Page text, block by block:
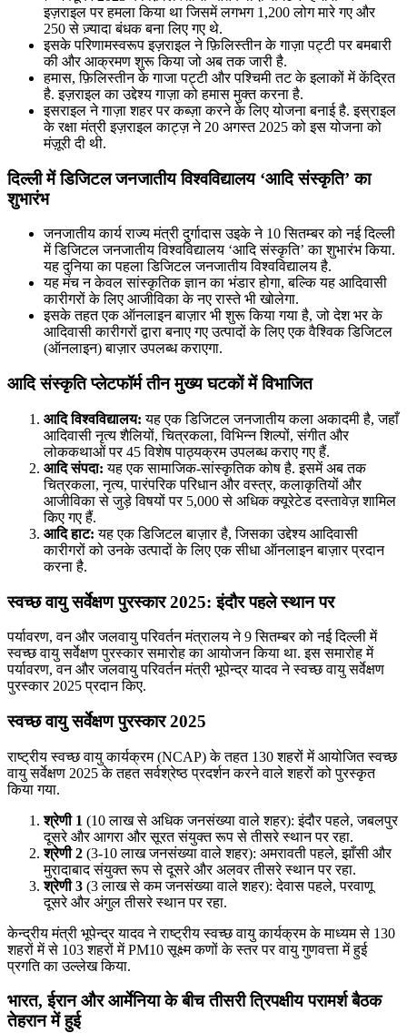
इज़राइल पर हमला किया था जिसमें लगभग 1,200 लोग मारे गए और
250 से ज़्यादा बंधक बना लिए गए थे.
इसके परिणामस्वरूप इज़राइल ने फ़िलिस्तीन के गाज़ा पट्टी पर बमबारी
की और आक्रमण शुरू किया जो अब तक जारी है.
हमास, फ़िलिस्तीन के गाजा पट्टी और पश्चिमी तट के इलाकों में केंद्रित
है. इज़राइल का उद्देश्य गाज़ा को हमास मुक्त करना है.
इसराइल ने गाज़ा शहर पर कब्ज़ा करने के लिए योजना बनाई है. इस्राइल
के रक्षा मंत्री इज़राइल काट्ज़ ने 20 अगस्त 2025 को इस योजना को
मंज़ूरी दी थी.
दिल्ली में डिजिटल जनजातीय विश्वविद्यालय ‘आदि संस्कृति’ का
शुभारंभ
जनजातीय कार्य राज्य मंत्री दुर्गादास उइके ने 10 सितम्बर को नई दिल्ली
में डिजिटल जनजातीय विश्वविद्यालय ‘आदि संस्कृति’ का शुभारंभ किया.
यह दुनिया का पहला डिजिटल जनजातीय विश्वविद्यालय है.
यह मंच न केवल सांस्कृतिक ज्ञान का भंडार होगा, बल्कि यह आदिवासी
कारीगरों के लिए आजीविका के नए रास्ते भी खोलेगा.
इसके तहत एक ऑनलाइन बाज़ार भी शुरू किया गया है, जो देश भर के
आदिवासी कारीगरों द्वारा बनाए गए उत्पादों के लिए एक वैश्विक डिजिटल
(ऑनलाइन) बाज़ार उपलब्ध कराएगा.
आदि संस्कृति प्लेटफॉर्म तीन मुख्य घटकों में विभाजित
आदि विश्वविद्यालय: यह एक डिजिटल जनजातीय कला अकादमी है, जहाँ
आदिवासी नृत्य शैलियों, चित्रकला, विभिन्न शिल्पों, संगीत और
लोककथाओं पर 45 विशेष पाठ्यक्रम उपलब्ध कराए गए हैं.
आदि संपदा: यह एक सामाजिक-सांस्कृतिक कोष है. इसमें अब तक
चित्रकला, नृत्य, पारंपरिक परिधान और वस्त्र, कलाकृतियों और
आजीविका से जुड़े विषयों पर 5,000 से अधिक क्यूरेटेड दस्तावेज़ शामिल
किए गए हैं.
आदि हाट: यह एक डिजिटल बाज़ार है, जिसका उद्देश्य आदिवासी
कारीगरों को उनके उत्पादों के लिए एक सीधा ऑनलाइन बाज़ार प्रदान
करना है.
स्वच्छ वायु सर्वेक्षण पुरस्कार 2025: इंदौर पहले स्थान पर
पर्यावरण, वन और जलवायु परिवर्तन मंत्रालय ने 9 सितम्बर को नई दिल्ली में
स्वच्छ वायु सर्वेक्षण पुरस्कार समारोह का आयोजन किया था. इस समारोह में
पर्यावरण, वन और जलवायु परिवर्तन मंत्री भूपेन्‍द्र यादव ने स्वच्छ वायु सर्वेक्षण
पुरस्कार 2025 प्रदान किए.
स्वच्छ वायु सर्वेक्षण पुरस्कार 2025
राष्ट्रीय स्वच्छ वायु कार्यक्रम (NCAP) के तहत 130 शहरों में आयोजित स्वच्छ
वायु सर्वेक्षण 2025 के तहत सर्वश्रेष्ठ प्रदर्शन करने वाले शहरों को पुरस्कृत
किया गया.
श्रेणी 1 (10 लाख से अधिक जनसंख्या वाले शहर): इंदौर पहले, जबलपुर
दूसरे और आगरा और सूरत संयुक्त रूप से तीसरे स्थान पर रहा.
श्रेणी 2 (3-10 लाख जनसंख्या वाले शहर): अमरावती पहले, झाँसी और
मुरादाबाद संयुक्त रूप से दूसरे और अलवर तीसरे स्थान पर रहा.
श्रेणी 3 (3 लाख से कम जनसंख्या वाले शहर): देवास पहले, परवाणू
दूसरे और अंगुल तीसरे स्थान पर रहा.
केन्‍द्रीय मंत्री भूपेन्‍द्र यादव ने राष्ट्रीय स्वच्छ वायु कार्यक्रम के माध्यम से 130
शहरों में से 103 शहरों में PM10 सूक्ष्‍म कणों के स्तर पर वायु गुणवत्ता में हुई
प्रगति का उल्लेख किया.
भारत, ईरान और आर्मेनिया के बीच तीसरी त्रिपक्षीय परामर्श बैठक
तेहरान में हुई